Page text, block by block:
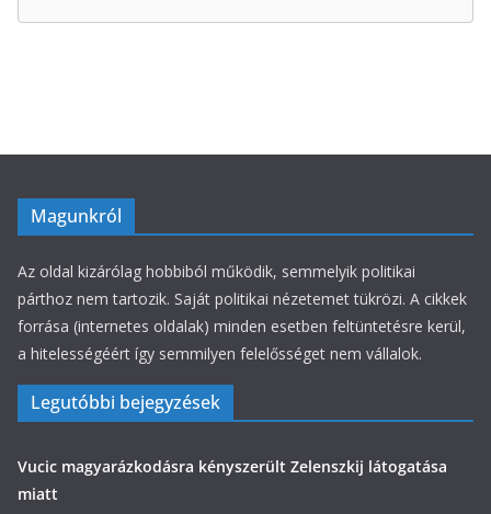
ó
Magunkról
Az oldal kizárólag hobbiból működik, semmelyik politikai
párthoz nem tartozik. Saját politikai nézetemet tükrözi. A cikkek
forrása (internetes oldalak) minden esetben feltüntetésre kerül,
a hitelességéért így semmilyen felelősséget nem vállalok.
Legutóbbi bejegyzések
Vucic magyarázkodásra kényszerült Zelenszkij látogatása
miatt